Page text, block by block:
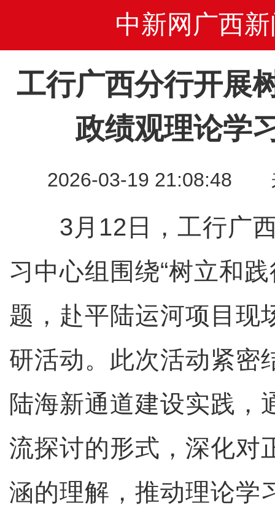
中新网广西新
工行广西分行开展
政绩观理论学
2026-03-19 21:08:48
3月12日，工行广西
习中心组围绕“树立和
题，赴平陆运河项目现
研活动。此次活动紧密
陆海新通道建设实践，
流探讨的形式，深化对
涵的理解，推动理论学